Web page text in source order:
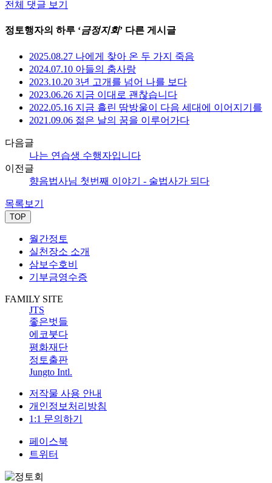
전체 댓글 보기
정토행자의 하루 ‘금정지회’ 다른 게시글
2025.08.27 나에게 찾아 온 두 가지 죽음
2024.07.10 아들의 춤사랑
2023.10.20 3년 고개를 넘어 나를 보다
2023.06.26 지금 이대로 괜찮습니다
2022.05.16 지금 흘린 땀방울이 다음 세대에 이어지기를
2021.09.06 젊은 날의 꿈을 이루어가다
다음글
나는 연습생 수행자입니다
이전글
향음법사님 첫번째 이야기 - 술법사가 되다
목록보기
TOP
월간정토
실천장소 소개
삼보수호비
기부금영수증
FAMILY SITE
JTS
좋은벗들
에코붓다
평화재단
정토출판
Jungto Intl.
저작물 사용 안내
개인정보처리방침
1:1 문의하기
페이스북
트위터